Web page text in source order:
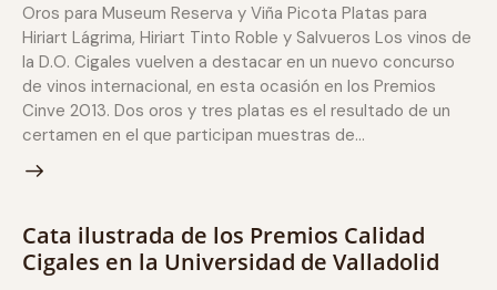
Oros para Museum Reserva y Viña Picota Platas para
Hiriart Lágrima, Hiriart Tinto Roble y Salvueros Los vinos de
la D.O. Cigales vuelven a destacar en un nuevo concurso
de vinos internacional, en esta ocasión en los Premios
Cinve 2013. Dos oros y tres platas es el resultado de un
certamen en el que participan muestras de…
Cata ilustrada de los Premios Calidad
Cigales en la Universidad de Valladolid